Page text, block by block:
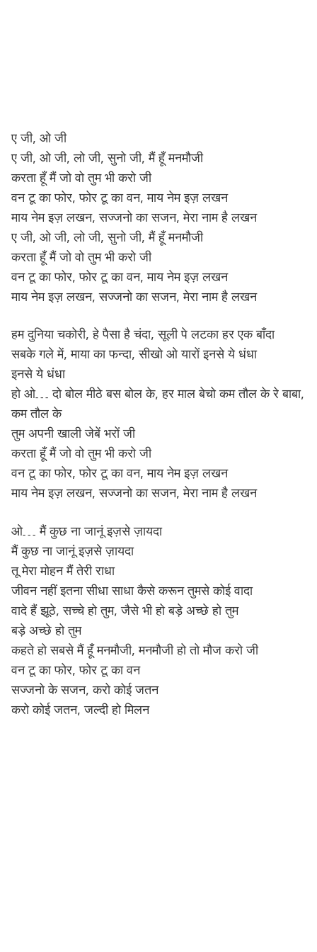
ए जी, ओ जी
ए जी, ओ जी, लो जी, सुनो जी, मैं हूँ मनमौजी
करता हूँ मैं जो वो तुम भी करो जी
वन टू का फोर, फोर टू का वन, माय नेम इज़ लखन
माय नेम इज़ लखन, सज्जनो का सजन, मेरा नाम है लखन
ए जी, ओ जी, लो जी, सुनो जी, मैं हूँ मनमौजी
करता हूँ मैं जो वो तुम भी करो जी
वन टू का फोर, फोर टू का वन, माय नेम इज़ लखन
माय नेम इज़ लखन, सज्जनो का सजन, मेरा नाम है लखन
हम दुनिया चकोरी, हे पैसा है चंदा, सूली पे लटका हर एक बाँदा
सबके गले में, माया का फन्दा, सीखो ओ यारों इनसे ये धंधा
इनसे ये धंधा
हो ओ… दो बोल मीठे बस बोल के, हर माल बेचो कम तौल के रे बाबा,
कम तौल के
तुम अपनी खाली जेबें भरों जी
करता हूँ मैं जो वो तुम भी करो जी
वन टू का फोर, फोर टू का वन, माय नेम इज़ लखन
माय नेम इज़ लखन, सज्जनो का सजन, मेरा नाम है लखन
ओ… मैं कुछ ना जानूं इज़से ज़ायदा
मैं कुछ ना जानूं इज़से ज़ायदा
तू मेरा मोहन मैं तेरी राधा
जीवन नहीं इतना सीधा साधा कैसे करून तुमसे कोई वादा
वादे हैं झूठे, सच्चे हो तुम, जैसे भी हो बड़े अच्छे हो तुम
बड़े अच्छे हो तुम
कहते हो सबसे मैं हूँ मनमौजी, मनमौजी हो तो मौज करो जी
वन टू का फोर, फोर टू का वन
सज्जनो के सजन, करो कोई जतन
करो कोई जतन, जल्दी हो मिलन